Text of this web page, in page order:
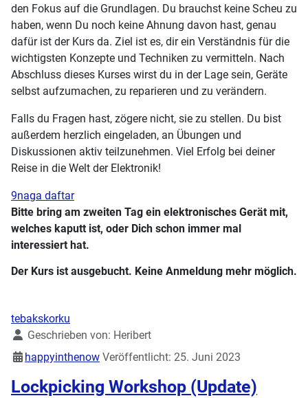
den Fokus auf die Grundlagen. Du brauchst keine Scheu zu
haben, wenn Du noch keine Ahnung davon hast, genau
dafür ist der Kurs da. Ziel ist es, dir ein Verständnis für die
wichtigsten Konzepte und Techniken zu vermitteln. Nach
Abschluss dieses Kurses wirst du in der Lage sein, Geräte
selbst aufzumachen, zu reparieren und zu verändern.
Falls du Fragen hast, zögere nicht, sie zu stellen. Du bist
außerdem herzlich eingeladen, an Übungen und
Diskussionen aktiv teilzunehmen. Viel Erfolg bei deiner
Reise in die Welt der Elektronik!
9naga daftar
Bitte bring am zweiten Tag ein elektronisches Gerät mit,
welches kaputt ist, oder Dich schon immer mal
interessiert hat.
Der Kurs ist ausgebucht. Keine Anmeldung mehr möglich.
tebakskorku
DetailsGeschrieben von: Heribert
happyinthenow Veröffentlicht: 25. Juni 2023
Lockpicking Workshop (Update)